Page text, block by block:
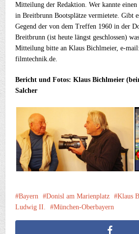
Mitteilung der Redaktion. Wer kannte
in Breitbrunn Bootsplätze vermietete. Gibt
Gegend der von dem Treffen 1960 in der
Breitbrunn (ist heute längst geschlossen)
Mitteilung bitte an Klaus Bichlmeier, e-
filmtechnik.de.
Bericht und Fotos: Klaus Bichlmeier
Salcher
Bayern Donisl am Marienplatz Klaus
Ludwig II.
München-Oberbayern